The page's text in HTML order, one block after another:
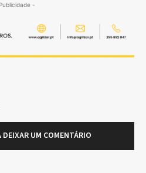
-
DEIXAR UM COMENTÁRIO